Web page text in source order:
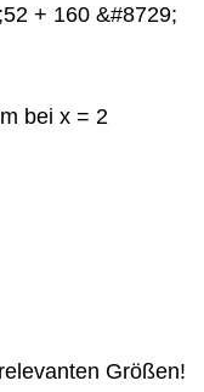
+ 160 &#8729;
bei x = 2
Größen!